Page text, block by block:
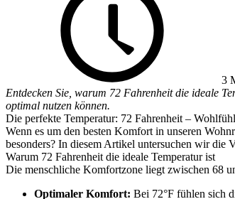
3
Entdecken Sie, warum 72 Fahrenheit die ideale
optimal nutzen können.
Die perfekte Temperatur: 72 Fahrenheit –
Wenn es um den besten Komfort in unseren
besonders? In diesem Artikel untersuchen wir die
Warum 72 Fahrenheit die ideale Temperatur ist
Die menschliche Komfortzone liegt zwischen 68
Optimaler Komfort: Bei 72°F fühlen sich